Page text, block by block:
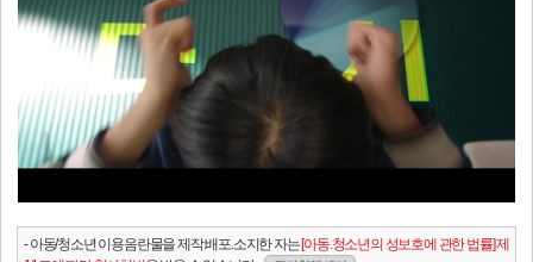
- 아동/청소년 이용음란물을 제작.배포.소지한 자는[아동.청소년의 성보호에 관한 법률] 제